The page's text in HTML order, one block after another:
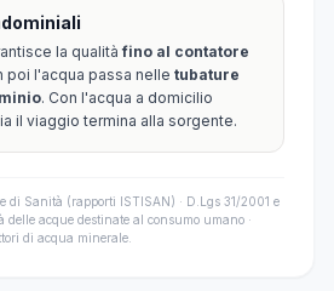
la qualitàfino al contatore
poi l'acqua passa nelle tubature
. Con l'acqua a domicilio
il viaggio termina alla sorgente.
di Sanità (rapporti ISTISAN) · D.Lgs 31/2001 e
acque destinate al consumo umano ·
di acqua minerale.